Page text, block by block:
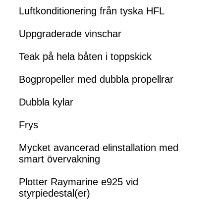
Luftkonditionering från tyska HFL
Uppgraderade vinschar
Teak på hela båten i toppskick
Bogpropeller med dubbla propellrar
Dubbla kylar
Frys
Mycket avancerad elinstallation med
smart övervakning
Plotter Raymarine e925 vid
styrpiedestal(er)